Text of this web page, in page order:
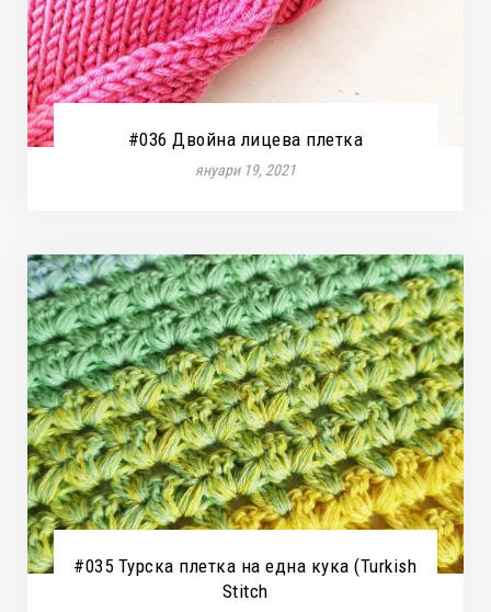
#036 Двойна лицева плетка
януари 19, 2021
#035 Турска плетка на една кука (Turkish
Stitch